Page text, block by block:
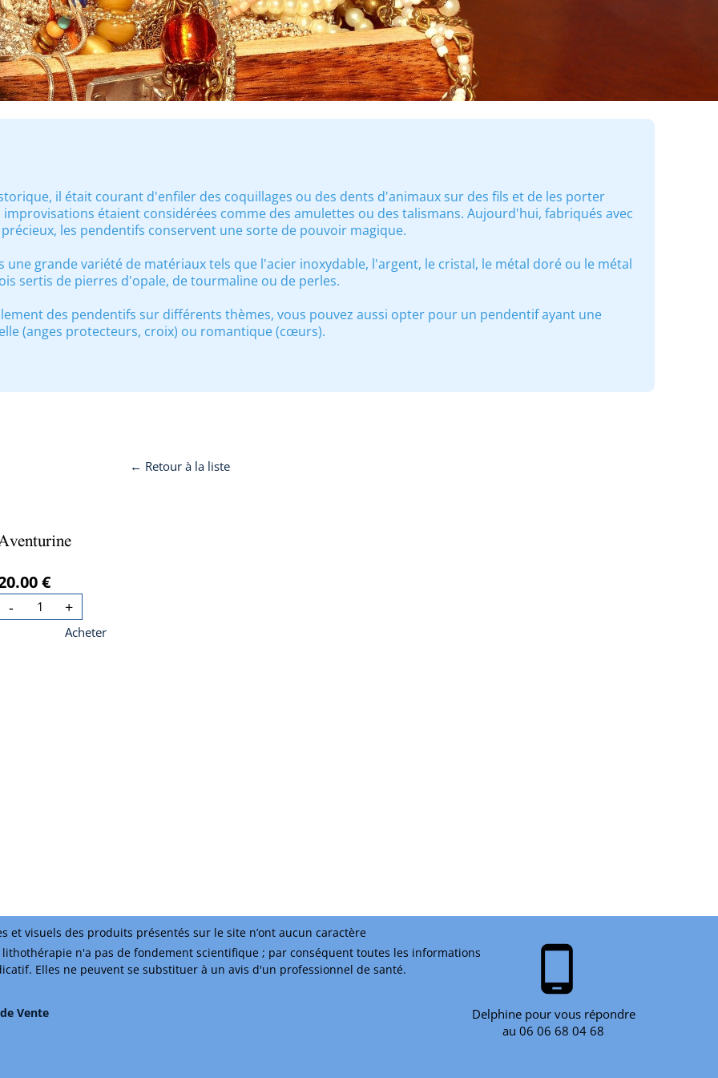
phone_android
Delphine pour vous répondre
au 06 06 68 04 68
et visuels des produits présentés sur le site n’ont aucun caractère
Vente
n'a pas de fondement scientifique ; par conséquent toutes les informations
Elles ne peuvent se substituer à un avis d'un professionnel de santé.
il était courant d'enfiler des coquillages ou des dents d'animaux sur des fils et de les porter
improvisations étaient considérées comme des amulettes ou des talismans. Aujourd'hui, fabriqués avec
les pendentifs conservent une sorte de pouvoir magique.
une grande variété de matériaux tels que l'acier inoxydable, l'argent, le cristal, le métal doré ou le métal
sertis de pierres d'opale, de tourmaline ou de perles.
des pendentifs sur différents thèmes, vous pouvez aussi opter pour un pendentif ayant une
(anges protecteurs, croix) ou romantique (cœurs).
← Retour à la liste
€
- +
Acheter